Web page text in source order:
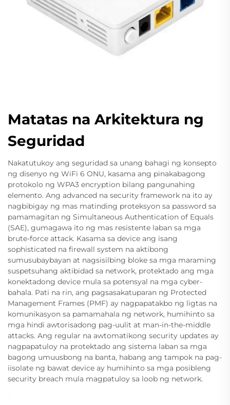
Matatas na Arkitektura ng
Seguridad
Nakatutukoy ang seguridad sa unang bahagi ng konsepto
ng disenyo ng WiFi 6 ONU, kasama ang pinakabagong
protokolo ng WPA3 encryption bilang pangunahing
elemento. Ang advanced na security framework na ito ay
nagbibigay ng mas matinding proteksyon sa password sa
pamamagitan ng Simultaneous Authentication of Equals
(SAE), gumagawa ito ng mas resistente laban sa mga
brute-force attack. Kasama sa device ang isang
sophisticated na firewall system na aktibong
sumusubaybayan at nagsisilbing bloke sa mga maraming
suspetsuhang aktibidad sa network, protektado ang mga
konektadong device mula sa potensyal na mga cyber-
bahala. Pati na rin, ang pagsasakatuparan ng Protected
Management Frames (PMF) ay nagpapatakbo ng ligtas na
komunikasyon sa pamamahala ng network, humihinto sa
mga hindi awtorisadong pag-uulit at man-in-the-middle
attacks. Ang regular na awtomatikong security updates ay
nagpapatuloy na protektado ang sistema laban sa mga
bagong umuusbong na banta, habang ang tampok na pag-
iisolate ng bawat device ay humihinto sa mga posibleng
security breach mula magpatuloy sa loob ng network.